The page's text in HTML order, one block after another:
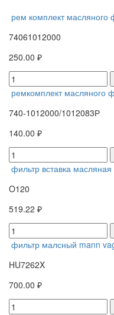
рем комплект масляного
74061012000
250.00 ₽
ремкомплект масляного
740-1012000/1012083Р
140.00 ₽
фильтр вставка масляная
O120
519.22 ₽
фильтр малсный mann
HU7262X
700.00 ₽